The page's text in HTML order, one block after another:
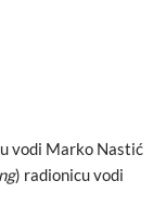
vodi Marko Nastić
) radionicu vodi